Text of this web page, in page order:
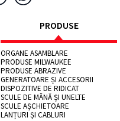
PRODUSE
ORGANE ASAMBLARE
PRODUSE MILWAUKEE
PRODUSE ABRAZIVE
GENERATOARE ȘI ACCESORII
DISPOZITIVE DE RIDICAT
SCULE DE MÂNĂ ȘI UNELTE
SCULE AȘCHIETOARE
LANȚURI ȘI CABLURI